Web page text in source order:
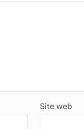
Site web